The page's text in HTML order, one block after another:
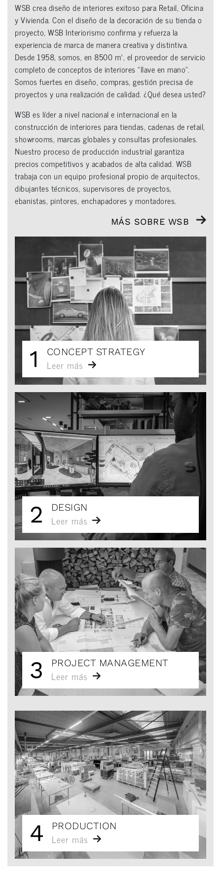
WSB crea diseño de interiores exitoso para Retail, Oficina
y Vivienda. Con el diseño de la decoración de su tienda o
proyecto, WSB Interiorismo confirma y refuerza la
experiencia de marca de manera creativa y distintiva.
Desde 1958, somos, en 8500 m², el proveedor de servicio
completo de conceptos de interiores “llave en mano”.
Somos fuertes en diseño, compras, gestión precisa de
proyectos y una realización de calidad. ¿Qué desea usted?
WSB es líder a nivel nacional e internacional en la
construcción de interiores para tiendas, cadenas de retail,
showrooms, marcas globales y consultas profesionales.
Nuestro proceso de producción industrial garantiza
precios competitivos y acabados de alta calidad. WSB
trabaja con un equipo profesional propio de arquitectos,
dibujantes técnicos, supervisores de proyectos,
ebanistas, pintores, enchapadores y montadores.
MÁS SOBRE WSB
1 CONCEPT STRATEGY
Leer más
2 DESIGN
Leer más
3 PROJECT MANAGEMENT
Leer más
4 PRODUCTION
Leer más